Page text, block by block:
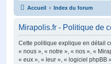
Accueil Index du forum
Mirapolis.fr - Politique de
Cette politique explique en détail
« nous », « notre », « nos », «
« eux », « leur », « logiciel phpBB